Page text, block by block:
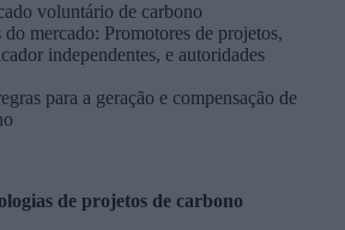
voluntário de carbono
do mercado: Promotores de projetos,
independentes, e autoridades
para a geração e compensação de
de projetos de carbono